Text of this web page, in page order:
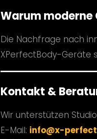
Warum moderne
Die Nachfrage nach
XPerfectBody-Geräte
Kontakt &
Wir unterstützen
E-Mail: info@x-